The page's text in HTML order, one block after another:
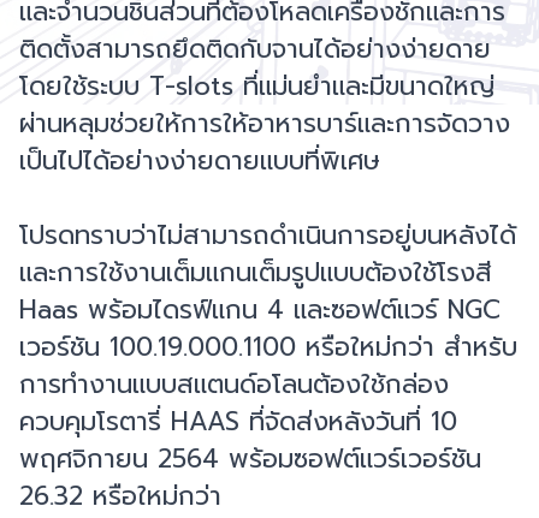
และจำนวนชิ้นส่วนที่ต้องโหลดเครื่องชักและการ
ติดตั้งสามารถยึดติดกับจานได้อย่างง่ายดาย
โดยใช้ระบบ T-slots ที่แม่นยำและมีขนาดใหญ่
ผ่านหลุมช่วยให้การให้อาหารบาร์และการจัดวาง
เป็นไปได้อย่างง่ายดายแบบที่พิเศษ
โปรดทราบว่าไม่สามารถดำเนินการอยู่บนหลังได้
และการใช้งานเต็มแกนเต็มรูปแบบต้องใช้โรงสี
Haas พร้อมไดรฟ์แกน 4 และซอฟต์แวร์ NGC
เวอร์ชัน 100.19.000.1100 หรือใหม่กว่า สำหรับ
การทำงานแบบสแตนด์อโลนต้องใช้กล่อง
ควบคุมโรตารี่ HAAS ที่จัดส่งหลังวันที่ 10
พฤศจิกายน 2564 พร้อมซอฟต์แวร์เวอร์ชัน
26.32 หรือใหม่กว่า